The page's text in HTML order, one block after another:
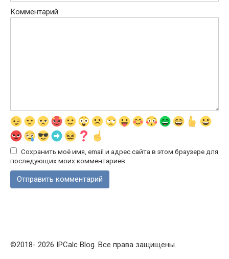
Комментарий
Сохранить моё имя, email и адрес сайта в этом браузере для
последующих моих комментариев.
©2018- 2026 IPCalc Blog. Все права защищены.